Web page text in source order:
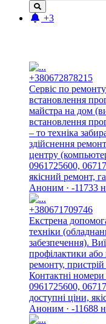
+3
+380672878215
Сервіс по
встановлення
майстра на дом
встановлення
– то техніка
здійснення
центру
0961725600,
якісний ремонт,
Аноним · -11733
+380671709746
Екстрена
техніки
забезпечення).
профілактики або
ремонту,
Контактні номери
0961725600,
доступні ціни,
Аноним · -11688